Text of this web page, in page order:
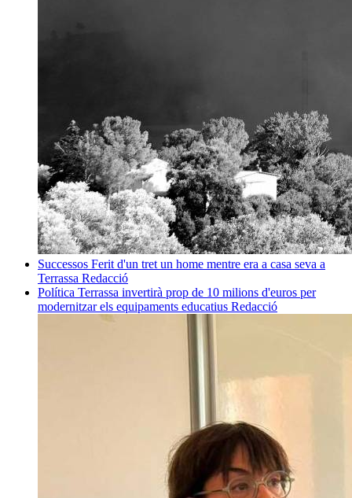
Successos Ferit d'un tret un home mentre era a casa seva a
Terrassa Redacció
Política Terrassa invertirà prop de 10 milions d'euros per
modernitzar els equipaments educatius Redacció